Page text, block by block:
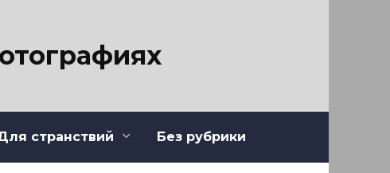
странствий Без рубрики